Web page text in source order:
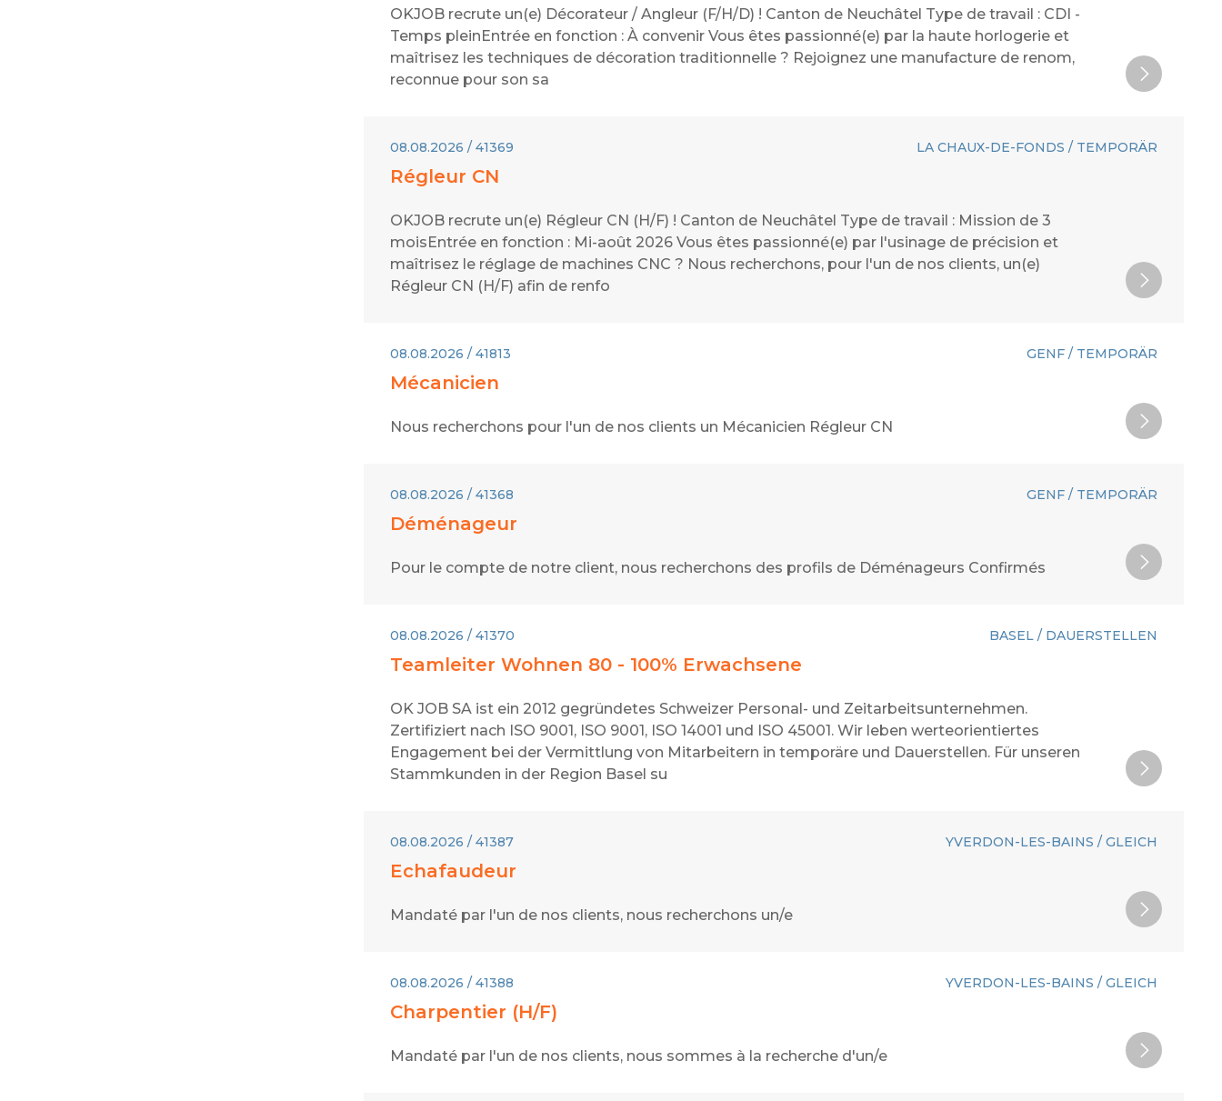
OKJOB recrute un(e) Décorateur / Angleur (F/H/D) ! Canton de Neuchâtel Type de travail : CDI -
Temps pleinEntrée en fonction : À convenir Vous êtes passionné(e) par la haute horlogerie et
maîtrisez les techniques de décoration traditionnelle ? Rejoignez une manufacture de renom,
reconnue pour son sa
08.08.2026 / 41369 LA CHAUX-DE-FONDS / TEMPORÄR
Régleur CN
OKJOB recrute un(e) Régleur CN (H/F) ! Canton de Neuchâtel Type de travail : Mission de 3
moisEntrée en fonction : Mi-août 2026 Vous êtes passionné(e) par l'usinage de précision et
maîtrisez le réglage de machines CNC ? Nous recherchons, pour l'un de nos clients, un(e)
Régleur CN (H/F) afin de renfo
08.08.2026 / 41813 GENF / TEMPORÄR
Mécanicien
Nous recherchons pour l'un de nos clients un Mécanicien Régleur CN
08.08.2026 / 41368 GENF / TEMPORÄR
Déménageur
Pour le compte de notre client, nous recherchons des profils de Déménageurs Confirmés
08.08.2026 / 41370 BASEL / DAUERSTELLEN
Teamleiter Wohnen 80 - 100% Erwachsene
OK JOB SA ist ein 2012 gegründetes Schweizer Personal- und Zeitarbeitsunternehmen.
Zertifiziert nach ISO 9001, ISO 9001, ISO 14001 und ISO 45001. Wir leben werteorientiertes
Engagement bei der Vermittlung von Mitarbeitern in temporäre und Dauerstellen. Für unseren
Stammkunden in der Region Basel su
08.08.2026 / 41387 YVERDON-LES-BAINS / GLEICH
Echafaudeur
Mandaté par l'un de nos clients, nous recherchons un/e
08.08.2026 / 41388 YVERDON-LES-BAINS / GLEICH
Charpentier (H/F)
Mandaté par l'un de nos clients, nous sommes à la recherche d'un/e